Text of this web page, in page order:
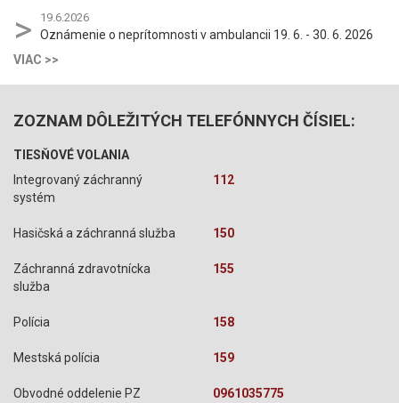
19.6.2026
Oznámenie o neprítomnosti v ambulancii 19. 6. - 30. 6. 2026
VIAC >>
ZOZNAM DÔLEŽITÝCH TELEFÓNNYCH ČÍSIEL:
TIESŇOVÉ VOLANIA
Integrovaný záchranný
systém
112
Hasičská a záchranná služba 150
Záchranná zdravotnícka
služba
155
Polícia 158
Mestská polícia 159
Obvodné oddelenie PZ
0961035775